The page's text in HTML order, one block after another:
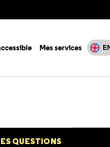
Mes services
QUESTIONS